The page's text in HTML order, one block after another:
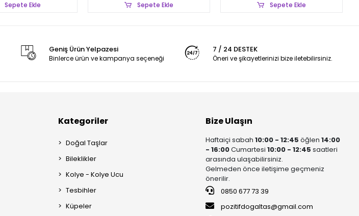
Sepete Ekle Sepete Ekle Sepete Ekle
Geniş Ürün Yelpazesi
Binlerce ürün ve kampanya seçeneği
7 / 24 DESTEK
Öneri ve şikayetlerinizi bize iletebilirsiniz.
Kategoriler
Doğal Taşlar
Bileklikler
Kolye - Kolye Ucu
Tesbihler
Küpeler
Bize Ulaşın
Haftaiçi sabah10:00 - 12:45öğlen14:00
- 16:00Cumartesi 10:00 - 12:45 saatleri
arasında ulaşabilirsiniz.
Gelmeden önce iletişime geçmeniz
önerilir.
0850 677 73 39
pozitifdogaltas@gmail.com